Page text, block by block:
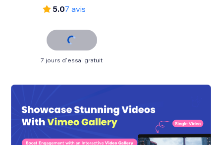
5.07 avis
7 jours d'essai gratuit